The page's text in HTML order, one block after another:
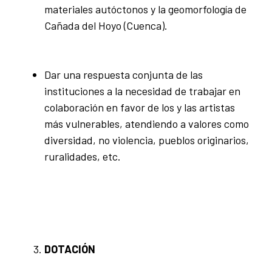
materiales autóctonos y la geomorfología de
Cañada del Hoyo (Cuenca).
Dar una respuesta conjunta de las
instituciones a la necesidad de trabajar en
colaboración en favor de los y las artistas
más vulnerables, atendiendo a valores como
diversidad, no violencia, pueblos originarios,
ruralidades, etc.
DOTACIÓN